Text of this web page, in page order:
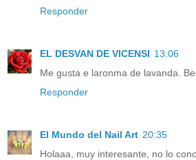
Responder
EL DESVAN DE VICENSI 13:06
Me gusta e laronma de lavanda.
Responder
El Mundo del Nail Art 20:35
Holaaa, muy interesante, no lo